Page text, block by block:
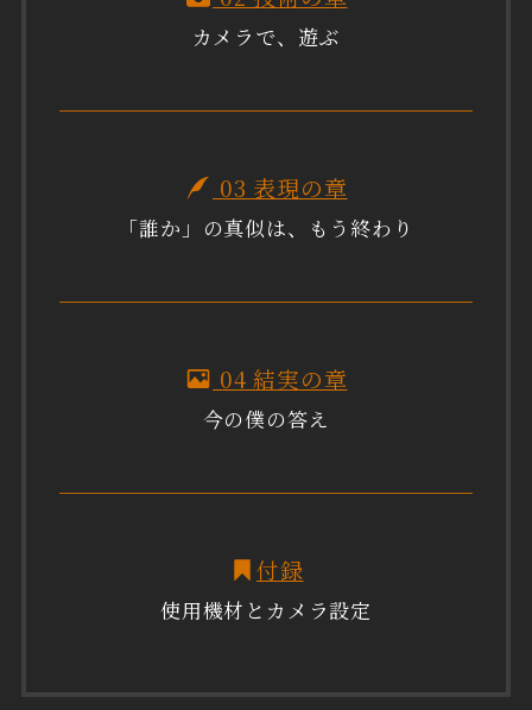
カメラで、遊ぶ
03 表現の章
「誰か」の真似は、もう終わり
04 結実の章
今の僕の答え
付録
使用機材とカメラ設定